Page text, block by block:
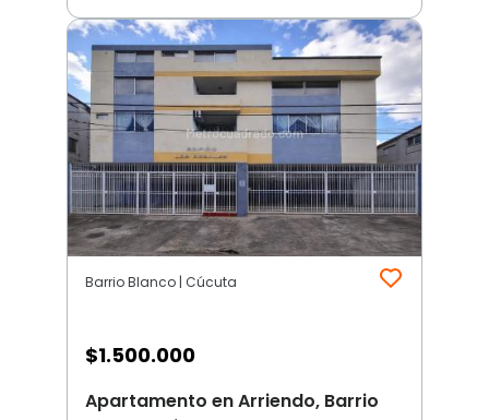
Barrio Blanco | Cúcuta
$1.500.000
Apartamento en Arriendo, Barrio